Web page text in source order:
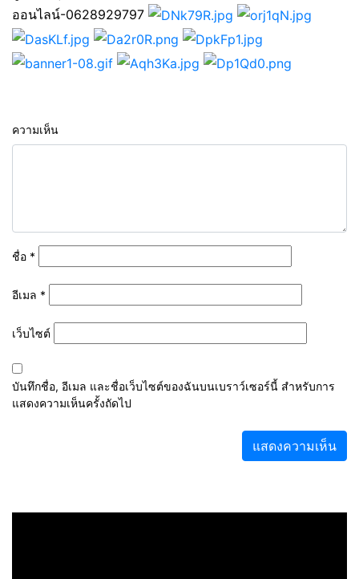
ออนไลน์-0628929797
ความเห็น
ชื่อ *
อีเมล *
เว็บไซต์
บันทึกชื่อ, อีเมล และชื่อเว็บไซต์ของฉันบนเบราว์เซอร์นี้ สำหรับการ
แสดงความเห็นครั้งถัดไป